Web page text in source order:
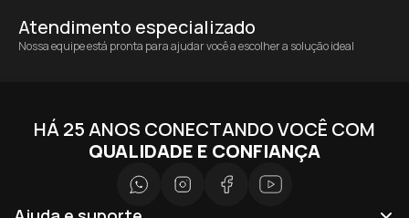
Atendimento especializado
Nossa equipe está pronta para ajudar você a escolher a solução ideal
HÁ 25 ANOS CONECTANDO VOCÊ COM
QUALIDADE E CONFIANÇA